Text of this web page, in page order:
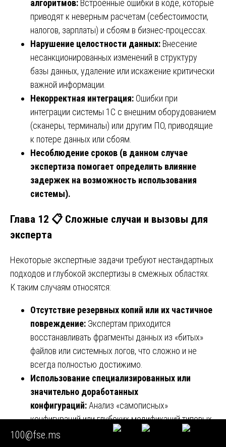
алгоритмов: Встроенные ошибки в коде, которые
приводят к неверным расчетам (себестоимости,
налогов, зарплаты) и сбоям в бизнес-процессах.
Нарушение целостности данных: Внесение
несанкционированных изменений в структуру
базы данных, удаление или искажение критически
важной информации.
Некорректная интеграция: Ошибки при
интеграции системы 1С с внешним оборудованием
(сканеры, терминалы) или другим ПО, приводящие
к потере данных или сбоям.
Несоблюдение сроков (в данном случае
экспертиза помогает определить влияние
задержек на возможность использования
системы).
Глава 12 📋 Сложные случаи и вызовы для
эксперта
Некоторые экспертные задачи требуют нестандартных
подходов и глубокой экспертизы в смежных областях.
К таким случаям относятся:
Отсутствие резервных копий или их частичное
повреждение: Экспертам приходится
восстанавливать фрагменты данных из «битых»
файлов или системных логов, что сложно и не
всегда полностью достижимо.
Использование специализированных или
значительно доработанных
конфигураций:Анализ «самописных»
конфигураций или глубоких модификаций типовых
решений требует большего времени и высокой
100@fse.ms